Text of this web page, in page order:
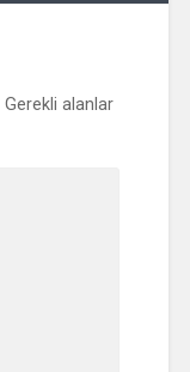
Gerekli alanlar